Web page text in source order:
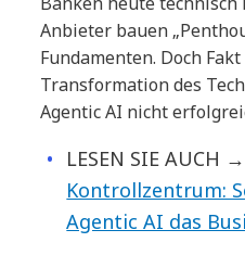
Anbieter bauen
Fundamenten. Doch
Transformation des
Agentic AI nicht
LESEN SIE AUCH →
Kontrollzentrum:
Agentic AI das